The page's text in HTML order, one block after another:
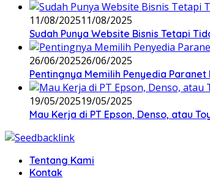
11/08/202511/08/2025
Sudah Punya Website Bisnis Tetapi
26/06/202526/06/2025
Pentingnya Memilih Penyedia
19/05/202519/05/2025
Mau Kerja di PT Epson, Denso, atau
Tentang Kami
Kontak